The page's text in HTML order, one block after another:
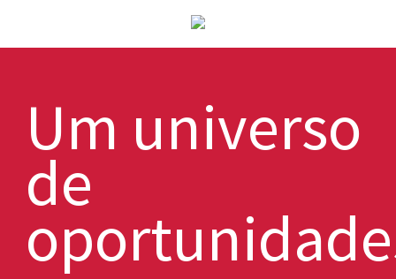
Um universo
de